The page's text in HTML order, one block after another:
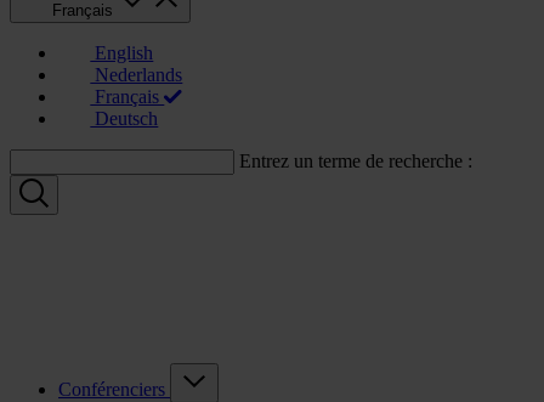
Français
English
Nederlands
Français
Deutsch
Entrez un terme de recherche :
Conférenciers